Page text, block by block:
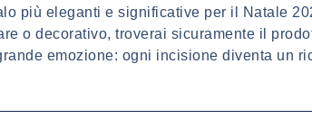
più eleganti e significative per il Natale
o decorativo, troverai sicuramente il
emozione: ogni incisione diventa un